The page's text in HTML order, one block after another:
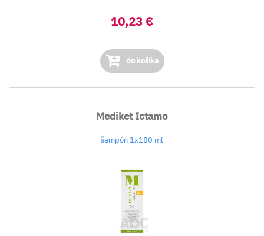
10,23 €
do košíka
Mediket Ictamo
šampón 1x180 ml